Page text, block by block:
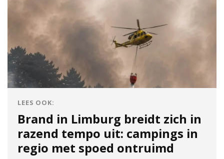
LEES OOK:
Brand in Limburg breidt zich in
razend tempo uit: campings in
regio met spoed ontruimd